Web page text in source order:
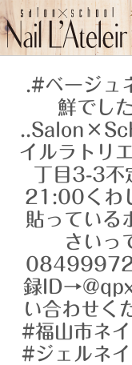
.#ベージュ
鮮でし
イルラトリ
丁目3-3不
21:00くわ
貼っている
さいっ
録
い合わせく
#福山市ネ
#ジェルネ